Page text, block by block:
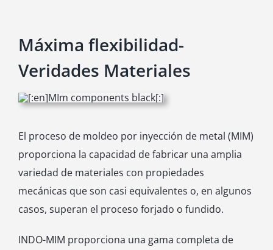
Máxima flexibilidad-
Veridades Materiales
El proceso de moldeo por inyección de metal (MIM)
proporciona la capacidad de fabricar una amplia
variedad de materiales con propiedades
mecánicas que son casi equivalentes o, en algunos
casos, superan el proceso forjado o fundido.
INDO-MIM proporciona una gama completa de